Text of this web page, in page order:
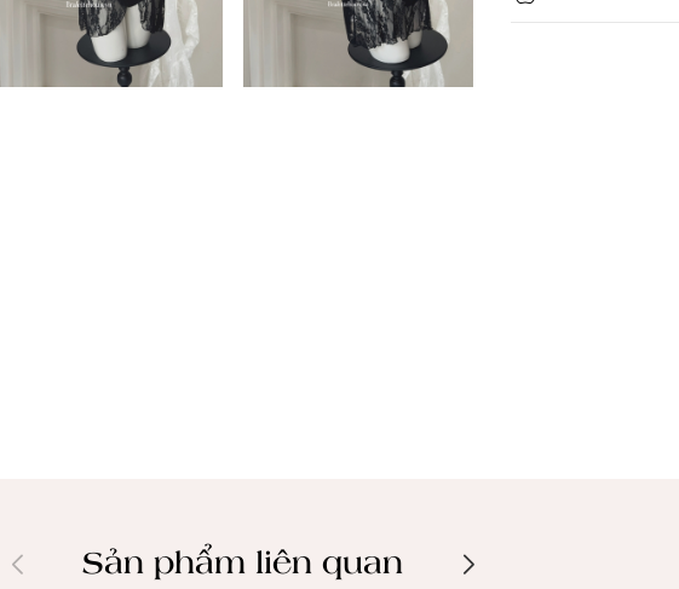
Sản phẩm liên quan